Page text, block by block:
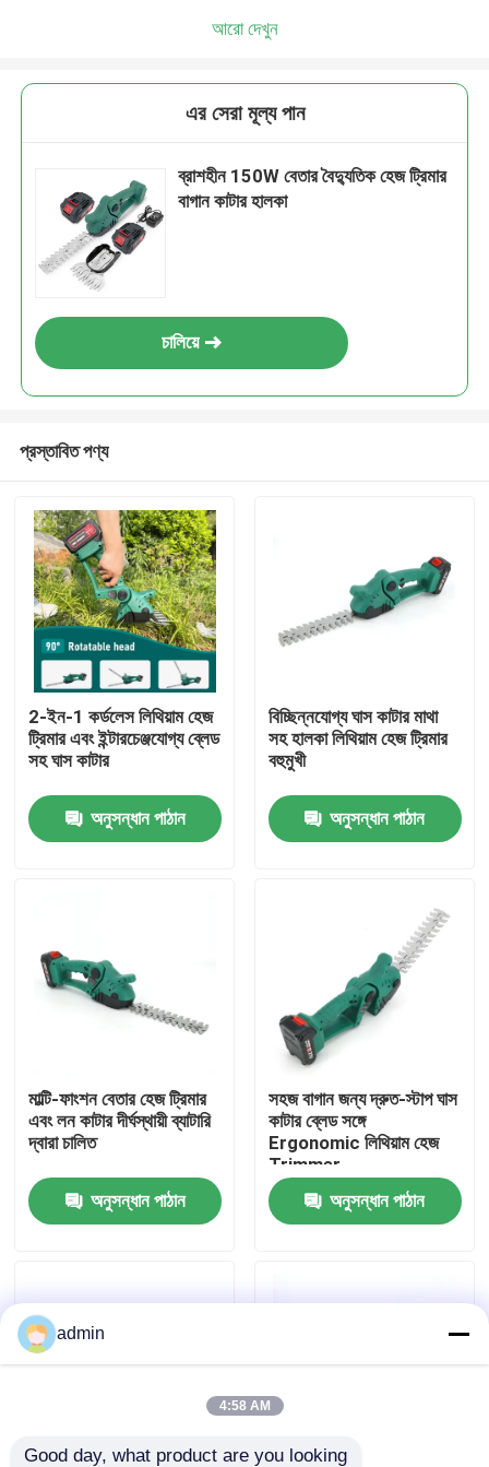
বাড়ি
ভিডিও
কারখানার প্রদর্শন
আমাদের সাথে যোগাযোগ
পেট্রল চেইনসো
বৈদ্যুতিক চেইনসো
আরো দেখুন
এর সেরা মূল্য পান
ব্রাশহীন 150W বেতার বৈদ্যুতিক হেজ ট্রিমার
বাগান কাটার হালকা
চালিয়ে
প্রস্তাবিত পণ্য
2-ইন-1 কর্ডলেস লিথিয়াম হেজ
ট্রিমার এবং ইন্টারচেঞ্জযোগ্য ব্লেড
সহ ঘাস কাটার
অনুসন্ধান পাঠান
বিচ্ছিন্নযোগ্য ঘাস কাটার মাথা
সহ হালকা লিথিয়াম হেজ ট্রিমার
বহুমুখী
অনুসন্ধান পাঠান
মাল্টি-ফাংশন বেতার হেজ ট্রিমার
এবং লন কাটার দীর্ঘস্থায়ী ব্যাটারি
দ্বারা চালিত
অনুসন্ধান পাঠান
সহজ বাগান জন্য দ্রুত-স্টাপ ঘাস
কাটার ব্লেড সঙ্গে
Ergonomic লিথিয়াম হেজ
Trimmer
অনুসন্ধান পাঠান
admin
4:58 AM
Good day, what product are you looking